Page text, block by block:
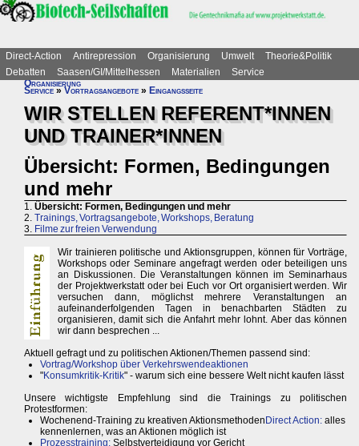
Direct-Action Antirepression Organisierung Umwelt
Theorie&Politik
Debatten
Saasen/GI/Mittelhessen Materialien
Service
Organisierung
Service » Vortragsangebote » Eingangsseite
WIR STELLEN REFERENT*INNEN
UND TRAINER*INNEN
Übersicht: Formen, Bedingungen
und mehr
1. Übersicht: Formen, Bedingungen und mehr
2. Trainings, Vortragsangebote, Workshops, Beratung
3. Filme zur freien Verwendung
Wir trainieren politische und Aktionsgruppen, können für Vorträge,
Workshops oder Seminare angefragt werden oder beteiligen uns
an Diskussionen. Die Veranstaltungen können im Seminarhaus
der Projektwerkstatt oder bei Euch vor Ort organisiert werden. Wir
versuchen dann, möglichst mehrere Veranstaltungen an
aufeinanderfolgenden Tagen in benachbarten Städten zu
organisieren, damit sich die Anfahrt mehr lohnt. Aber das können
wir dann besprechen ...
Aktuell gefragt und zu politischen Aktionen/Themen passend sind:
Vortrag/Workshop über Verkehrswendeaktionen
"Konsumkritik-Kritik" - warum sich eine bessere Welt nicht kaufen lässt
Unsere wichtigste Empfehlung sind die Trainings zu politischen
Protestformen:
Wochenend-Training zu kreativen Aktionsmethoden Direct Action: alles
kennenlernen, was an Aktionen möglich ist
Prozesstraining: Selbstverteidigung vor Gericht